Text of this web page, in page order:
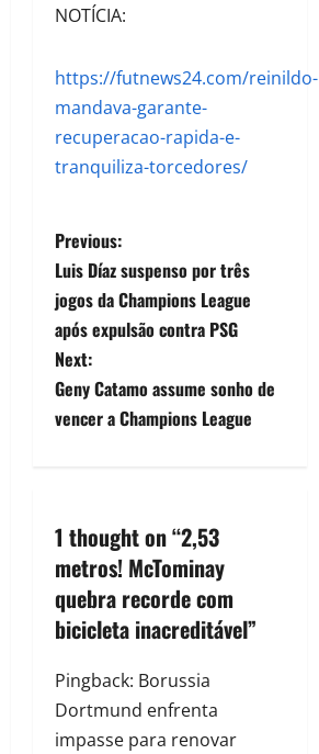
NOTÍCIA:
https://futnews24.com/reinildo-
mandava-garante-
recuperacao-rapida-e-
tranquiliza-torcedores/
Previous:
Luis Díaz suspenso por três
jogos da Champions League
após expulsão contra PSG
Next:
Geny Catamo assume sonho de
vencer a Champions League
1 thought on “2,53
metros! McTominay
quebra recorde com
bicicleta inacreditável”
Pingback: Borussia
Dortmund enfrenta
impasse para renovar